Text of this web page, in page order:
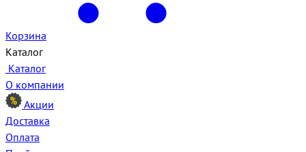
Корзина
Каталог
Каталог
О компании
Акции
Доставка
Оплата